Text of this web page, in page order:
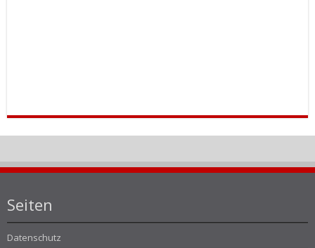
Seiten
Datenschutz